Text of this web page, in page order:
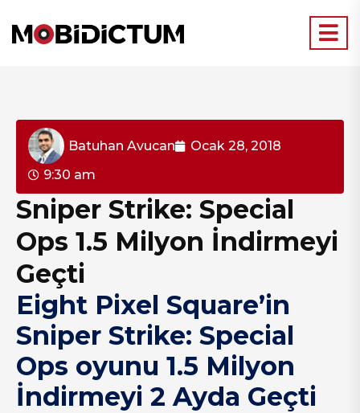
Batuhan Avucan
Ocak 28, 2018
9:30 am
Sniper Strike: Special
Ops 1.5 Milyon İndirmeyi
Geçti
Eight Pixel Square’in
Sniper Strike: Special
Ops oyunu 1.5 Milyon
İndirmeyi 2 Ayda Geçti